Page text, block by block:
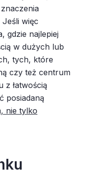
więc
gdzie najlepiej
w dużych lub
tych, które
czy też centrum
z łatwością
posiadaną
nie tylko